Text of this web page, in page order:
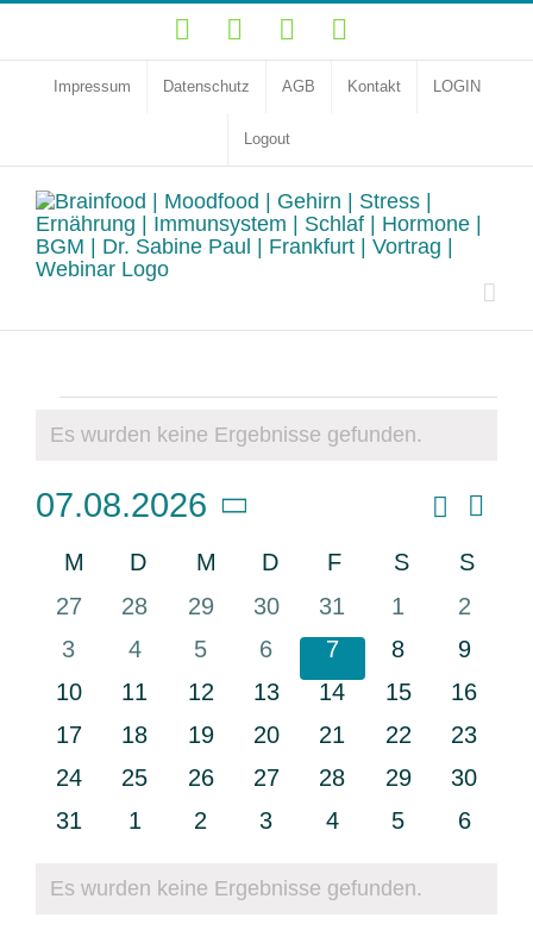
Zum
springen
YouTubeFacebookInstagram
Impressum Datenschutz AGB Kontakt LOGIN
Logout
Veranstaltungen
Hinweis
Es wurden keine Ergebnisse gefunden.
und
Suche
Monat
07.08.2026
Datum
wählen.
Kalender
Veranstaltungen
M Montag
D Dienstag
M Mittwoch
D Donnerstag
F Freitag
SSamstag
S
0
27
0
28
0
29
0
30
0
31
0
1
0
2
0
3
0
4
0
Veranstaltungen
5
0
Veranstaltungen
6
0
Veranstaltungen
7
0
8
0
9
0
10
0
11
0
12
0
13
0
14
0
15
0
16
0
17
0
18
0
19
0
20
0
21
0
22
0
23
0
24
0
25
0
26
0
27
0
28
0
29
0
30
0
31
0
1
0
2
0
3
0
4
0
5
0
6
Hinweis
Es wurden keine Ergebnisse gefunden.